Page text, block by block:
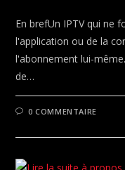
En brefUn IPTV qui ne
l'application ou de la
l'abonnement lui-
de…
0 COMMENTAIRE